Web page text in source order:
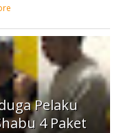
Pelaku
4 Paket